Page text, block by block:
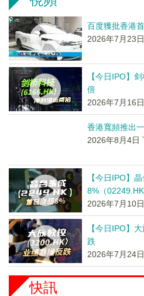
百度獲批香港
2026年7月23
【今日IPO】
倍
2026年7月16
香港寬頻推出
2026年8月4日
【今日IPO】
8%（02249.HK
2026年7月10
【今日IPO】
跌
2026年7月24
快訊